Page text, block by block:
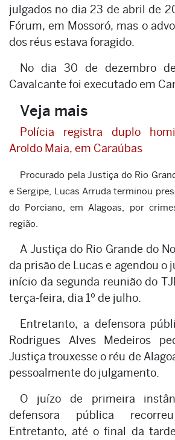
julgados no dia 23 de abril de
Fórum, em Mossoró, mas o
dos réus estava foragido.
No dia 30 de dezembro
Cavalcante foi executado em
Veja mais
Polícia registra duplo
Aroldo Maia, em Caraúbas
Procurado pela Justiça do Rio
e Sergipe, Lucas Arruda terminou
do Porciano, em Alagoas, por
região.
A Justiça do Rio Grande do
da prisão de Lucas e agendou o
início da segunda reunião do
terça-feira, dia 1º de julho.
Entretanto, a defensora
Rodrigues Alves Medeiros
Justiça trouxesse o réu de
pessoalmente do julgamento.
O juízo de primeira
defensora pública
Entretanto, até o final da